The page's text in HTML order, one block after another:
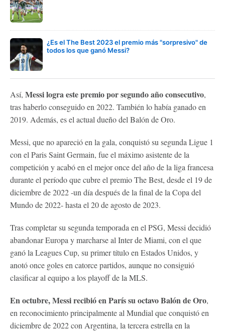
¿Es el The Best 2023 el premio más "sorpresivo" de
todos los que ganó Messi?
Así, Messi logra este premio por segundo año consecutivo,
tras haberlo conseguido en 2022. También lo había ganado en
2019. Además, es el actual dueño del Balón de Oro.
Messi, que no apareció en la gala, conquistó su segunda Ligue 1
con el Paris Saint Germain, fue el máximo asistente de la
competición y acabó en el mejor once del año de la liga francesa
durante el período que cubre el premio The Best, desde el 19 de
diciembre de 2022 -un día después de la final de la Copa del
Mundo de 2022- hasta el 20 de agosto de 2023.
Tras completar su segunda temporada en el PSG, Messi decidió
abandonar Europa y marcharse al Inter de Miami, con el que
ganó la Leagues Cup, su primer título en Estados Unidos, y
anotó once goles en catorce partidos, aunque no consiguió
clasificar al equipo a los playoff de la MLS.
En octubre, Messi recibió en París su octavo Balón de Oro,
en reconocimiento principalmente al Mundial que conquistó en
diciembre de 2022 con Argentina, la tercera estrella en la